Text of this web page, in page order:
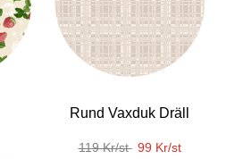
Rund Vaxduk Dräll
119 Kr/st 99 Kr/st